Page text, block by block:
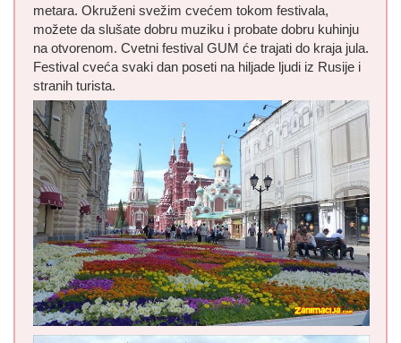
metara. Okruženi svežim cvećem tokom festivala,
možete da slušate dobru muziku i probate dobru kuhinju
na otvorenom. Cvetni festival GUM će trajati do kraja jula.
Festival cveća svaki dan poseti na hiljade ljudi iz Rusije i
stranih turista.